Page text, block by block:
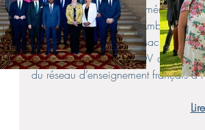
Découvrez le dernier numéro de la
scolaire ayant emporté Ambre et
du 3e RDV ReflexeS consacré à
le thème du prochain RDV du 16
du réseau d’enseignement français à